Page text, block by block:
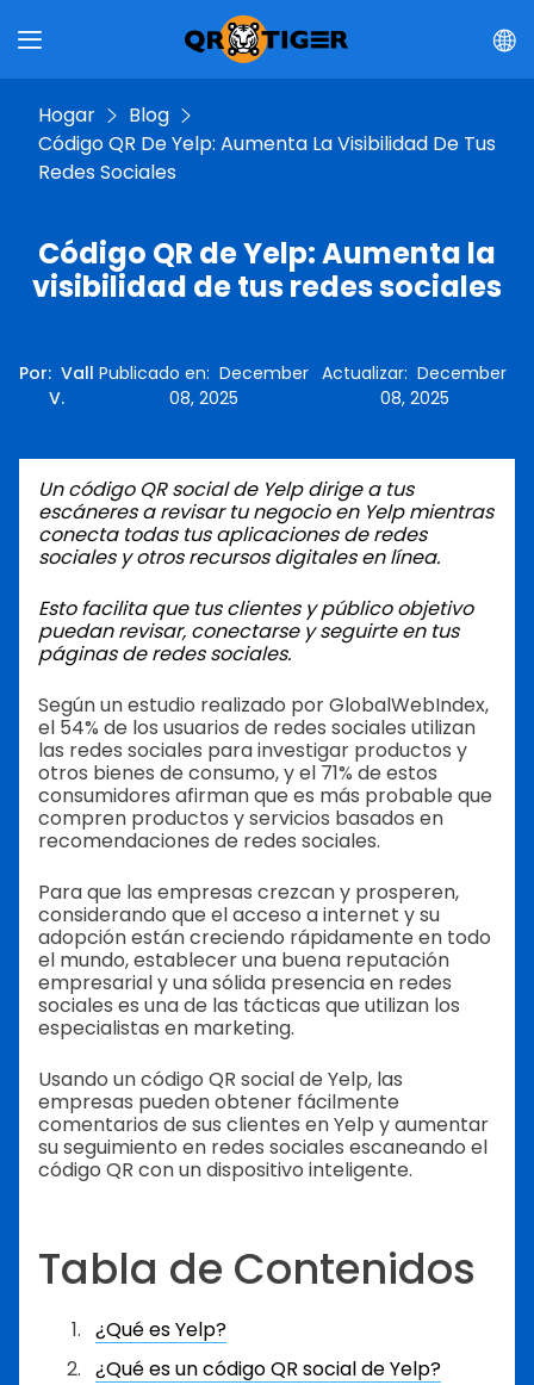
Hogar
Blog
Código QR De Yelp: Aumenta La Visibilidad De Tus
Redes Sociales
Código QR de Yelp: Aumenta la
visibilidad de tus redes sociales
Por: Vall
V.
Publicado en:December
08, 2025
Actualizar:December
08, 2025
Un código QR social de Yelp dirige a tus
escáneres a revisar tu negocio en Yelp mientras
conecta todas tus aplicaciones de redes
sociales y otros recursos digitales en línea.
Esto facilita que tus clientes y público objetivo
puedan revisar, conectarse y seguirte en tus
páginas de redes sociales.
Según un estudio realizado por GlobalWebIndex,
el 54% de los usuarios de redes sociales utilizan
las redes sociales para investigar productos y
otros bienes de consumo, y el 71% de estos
consumidores afirman que es más probable que
compren productos y servicios basados en
recomendaciones de redes sociales.
Para que las empresas crezcan y prosperen,
considerando que el acceso a internet y su
adopción están creciendo rápidamente en todo
el mundo, establecer una buena reputación
empresarial y una sólida presencia en redes
sociales es una de las tácticas que utilizan los
especialistas en marketing.
Usando un código QR social de Yelp, las
empresas pueden obtener fácilmente
comentarios de sus clientes en Yelp y aumentar
su seguimiento en redes sociales escaneando el
código QR con un dispositivo inteligente.
Tabla de Contenidos
¿Qué es Yelp?
¿Qué es un código QR social de Yelp?